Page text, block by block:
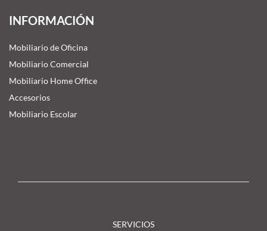
INFORMACIÓN
Mobiliario de Oficina
Mobiliario Comercial
Mobiliario Home Office
Accesorios
Mobiliario Escolar
SERVICIOS